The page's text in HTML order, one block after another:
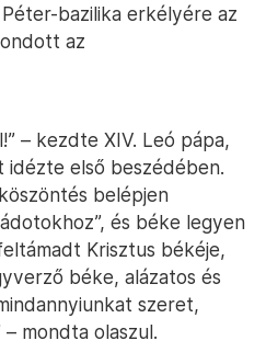
bazilika erkélyére az
az
– kezdte XIV. Leó pápa,
idézte első beszédében.
belépjen
és béke legyen
Krisztus békéje,
béke, alázatos és
szeret,
mondta olaszul.